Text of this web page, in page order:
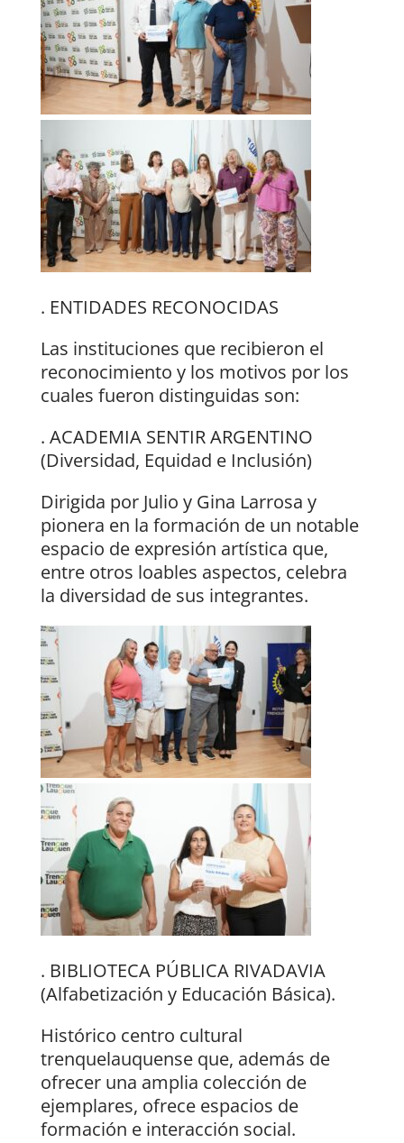
. ENTIDADES RECONOCIDAS
Las instituciones que recibieron el
reconocimiento y los motivos por los
cuales fueron distinguidas son:
. ACADEMIA SENTIR ARGENTINO
(Diversidad, Equidad e Inclusión)
Dirigida por Julio y Gina Larrosa y
pionera en la formación de un notable
espacio de expresión artística que,
entre otros loables aspectos, celebra
la diversidad de sus integrantes.
. BIBLIOTECA PÚBLICA RIVADAVIA
(Alfabetización y Educación Básica).
Histórico centro cultural
trenquelauquense que, además de
ofrecer una amplia colección de
ejemplares, ofrece espacios de
formación e interacción social.